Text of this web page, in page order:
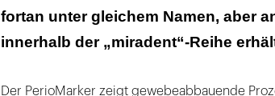
fortan unter gleichem Namen, aber
innerhalb der „miradent“-Reihe
Der PerioMarker zeigt gewebeabbauende